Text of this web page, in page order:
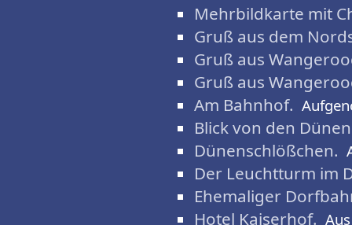
Mehrbildkarte mit
Gruß aus dem
Gruß aus
Gruß aus
Am Bahnhof.
Blick von den
Dünenschlößchen.
Der Leuchtturm im
Ehemaliger
Hotel Kaiserhof.